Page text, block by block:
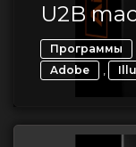
U2B
Программы
Adobe ,